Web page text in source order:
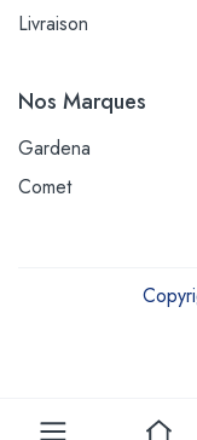
Livraison
Nos Marques
Gardena
Comet
Outils et équipements pour